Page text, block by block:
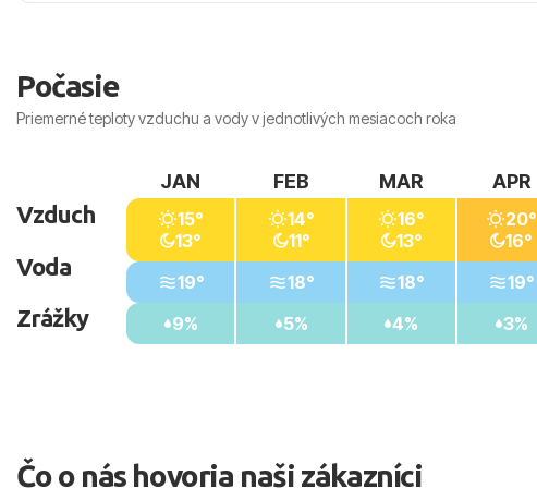
Letiska Larnaca: 65 km
Nákupov: 0 m
Parko Paliatso Luna Park: 13 km
Aqua Park: 19 km
Počasie
Priemerné teploty vzduchu a vody v jednotlivých mesiacoch roka
Vzduch
Voda
Zrážky
JAN
15°
13°
19°
9%
FEB
14°
11°
18°
5%
MAR
16°
13°
18°
4%
APR
20°
16°
19°
3%
Čo o nás hovoria naši zákazníci